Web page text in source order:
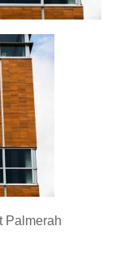
Palmerah